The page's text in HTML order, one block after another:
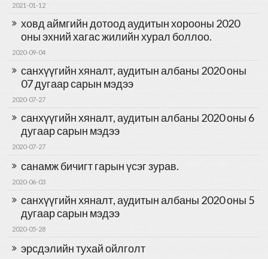
2021-01-12
ховд аймгийн дотоод аудитын хорооны 2020
оны эхний хагас жилийн хурал боллоо.
2020-09-04
санхүүгийн хяналт, аудитын албаны 2020 оны
07 дугаар сарын мэдээ
2020-07-27
санхүүгийн хяналт, аудитын албаны 2020 оны 6
дугаар сарын мэдээ
2020-07-27
санамж бичигт гарын үсэг зурав.
2020-06-03
санхүүгийн хяналт, аудитын албаны 2020 оны 5
дугаар сарын мэдээ
2020-05-28
эрсдэлийн тухай ойлголт